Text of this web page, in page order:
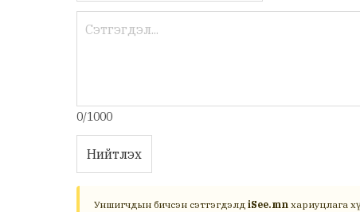
0/1000
Нийтлэх
Уншигчдын бичсэн сэтгэгдэлд iSee.mn хариуцлага